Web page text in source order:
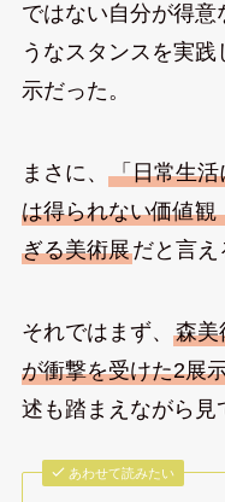
ではない自分が得意
うなスタンスを実
示だった。
まさに、 「日常生
は得られない価値
ぎる美術展だと言え
それではまず、 森美
が衝撃を受けた2展
述も踏まえながら見
あわせて読みたい